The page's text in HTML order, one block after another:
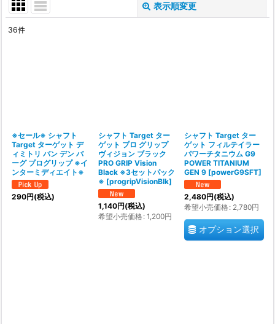
表示順変更
36件
※セール※ シャフト
Target ターゲット デ
ィミトリ バン デン バ
ーグ プログリップ ※イ
ンターミディエイト※
290円(税込)
シャフト Target ター
ゲット プロ グリップ
ヴィジョン ブラック
PRO GRIP Vision
Black ※3セットパック
※ [progripVisionBlk]
1,140円(税込)
希望小売価格: 1,200円
シャフト Target ター
ゲット フィルテイラー
パワーチタニウム G9
POWER TITANIUM
GEN 9 [powerG9SFT]
2,480円(税込)
希望小売価格: 2,780円
オプション選択